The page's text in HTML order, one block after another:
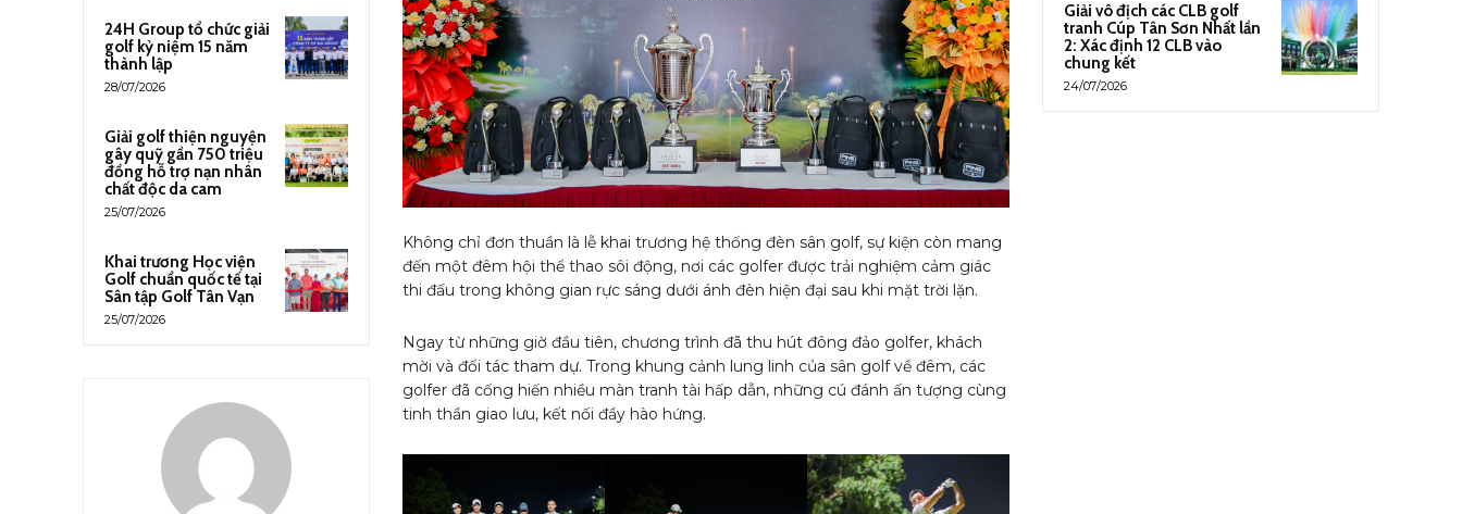
24H Group tổ chức giải
golf kỷ niệm 15 năm
thành lập
28/07/2026
Giải golf thiện nguyện
gây quỹ gần 750 triệu
đồng hỗ trợ nạn nhân
chất độc da cam
25/07/2026
Khai trương Học viện
Golf chuẩn quốc tế tại
Sân tập Golf Tân Vạn
25/07/2026
Không chỉ đơn thuần là lễ khai trương hệ thống đèn sân golf, sự kiện còn mang
đến một đêm hội thể thao sôi động, nơi các golfer được trải nghiệm cảm giác
thi đấu trong không gian rực sáng dưới ánh đèn hiện đại sau khi mặt trời lặn.
Ngay từ những giờ đầu tiên, chương trình đã thu hút đông đảo golfer, khách
mời và đối tác tham dự. Trong khung cảnh lung linh của sân golf về đêm, các
golfer đã cống hiến nhiều màn tranh tài hấp dẫn, những cú đánh ấn tượng cùng
tinh thần giao lưu, kết nối đầy hào hứng.
Giải vô địch các CLB golf
tranh Cúp Tân Sơn Nhất lần
2: Xác định 12 CLB vào
chung kết
24/07/2026